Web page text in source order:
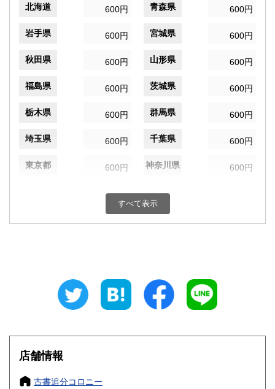
北海道 600円 青森県 600円
岩手県 600円 宮城県 600円
秋田県 600円 山形県 600円
福島県 600円 茨城県 600円
栃木県 600円 群馬県 600円
埼玉県 600円 千葉県 600円
東京都 600円 神奈川県 600円
600円 富山県
600円 三重県
大阪府
奈良県
すべて表示
店舗情報
古書追分コロニー